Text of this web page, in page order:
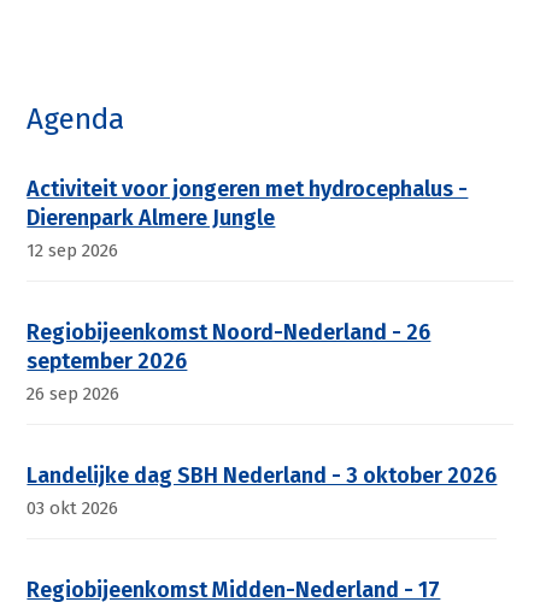
Agenda
Activiteit voor jongeren met hydrocephalus -
Dierenpark Almere Jungle
12 sep 2026
Regiobijeenkomst Noord-Nederland - 26
september 2026
26 sep 2026
Landelijke dag SBH Nederland - 3 oktober 2026
03 okt 2026
Regiobijeenkomst Midden-Nederland - 17